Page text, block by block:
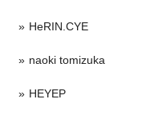
HeRIN.CYE
naoki tomizuka
HEYEP